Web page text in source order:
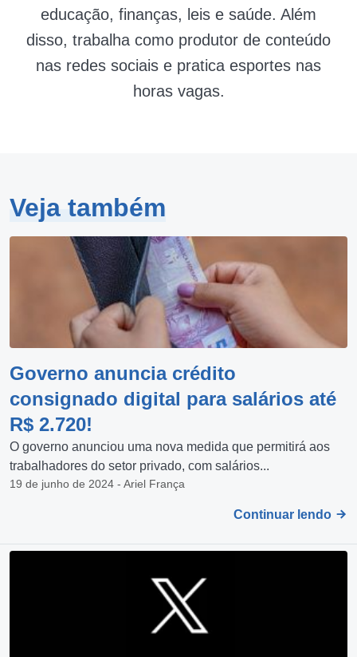
educação, finanças, leis e saúde. Além
disso, trabalha como produtor de conteúdo
nas redes sociais e pratica esportes nas
horas vagas.
Veja também
Governo anuncia crédito
consignado digital para salários até
R$ 2.720!
O governo anunciou uma nova medida que permitirá aos
trabalhadores do setor privado, com salários...
19 de junho de 2024 - Ariel França
Continuar lendo